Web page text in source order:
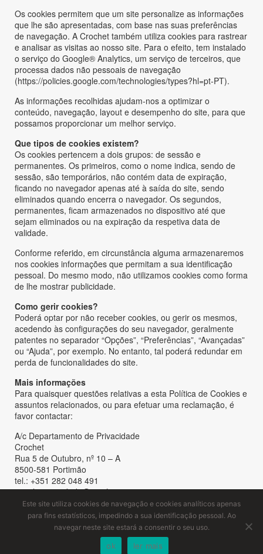
Os cookies permitem que um site personalize as informações
que lhe são apresentadas, com base nas suas preferências
de navegação. A Crochet também utiliza cookies para rastrear
e analisar as visitas ao nosso site. Para o efeito, tem instalado
o serviço do Google® Analytics, um serviço de terceiros, que
processa dados não pessoais de navegação
(https://policies.google.com/technologies/types?hl=pt-PT).
As informações recolhidas ajudam-nos a optimizar o
conteúdo, navegação, layout e desempenho do site, para que
possamos proporcionar um melhor serviço.
Que tipos de cookies existem?
Os cookies pertencem a dois grupos: de sessão e
permanentes. Os primeiros, como o nome indica, sendo de
sessão, são temporários, não contém data de expiração,
ficando no navegador apenas até à saída do site, sendo
eliminados quando encerra o navegador. Os segundos,
permanentes, ficam armazenados no dispositivo até que
sejam eliminados ou na expiração da respetiva data de
validade.
Conforme referido, em circunstância alguma armazenaremos
nos cookies informações que permitam a sua identificação
pessoal. Do mesmo modo, não utilizamos cookies como forma
de lhe mostrar publicidade.
Como gerir cookies?
Poderá optar por não receber cookies, ou gerir os mesmos,
acedendo às configurações do seu navegador, geralmente
patentes no separador “Opções”, “Preferências”, “Avançadas”
ou “Ajuda”, por exemplo. No entanto, tal poderá redundar em
perda de funcionalidades do site.
Mais informações
Para quaisquer questões relativas a esta Política de Cookies e
assuntos relacionados, ou para efetuar uma reclamação, é
favor contactar:
A/c Departamento de Privacidade
Crochet
Rua 5 de Outubro, nº 10 – A
8500-581 Portimão
tel.: +351 282 048 491
email: privacidade@crochet.pt
Caso pretenda saber mais sobre cookies, disponibilizamos a
seguinte hiperligação (textos redigidos em língua inglesa):
http://www.allaboutcookies.org/
Este site utiliza cookies de navegação e cookies analíticos apenas
para fins estatísticos, impedindo a sua identificação pessoal. Ao
navegar neste site estará a consentir o seu uso.
ok ler mais